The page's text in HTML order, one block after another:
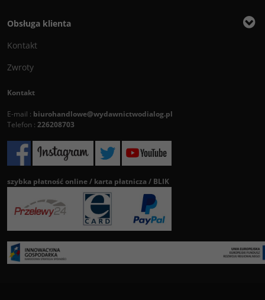
Obsługa klienta
Kontakt
Zwroty
Kontakt
E-mail : biurohandlowe@wydawnictwodialog.pl
Telefon : 226208703
szybka płatność online / karta płatnicza / BLIK